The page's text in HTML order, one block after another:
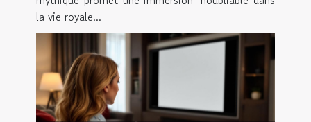
la vie royale...